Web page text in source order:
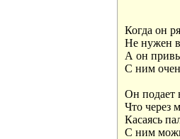
Когда он
Не нужен
А он
С ним
Он подает
Что через
Касаясь
С ним